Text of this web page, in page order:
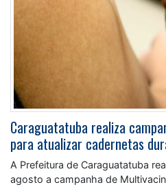
Caraguatatuba realiza
para atualizar cadernetas
A Prefeitura de Caraguatatuba
agosto a campanha de